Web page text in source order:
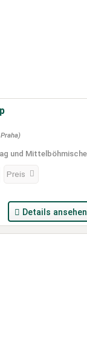
und
Preis
Details ansehen